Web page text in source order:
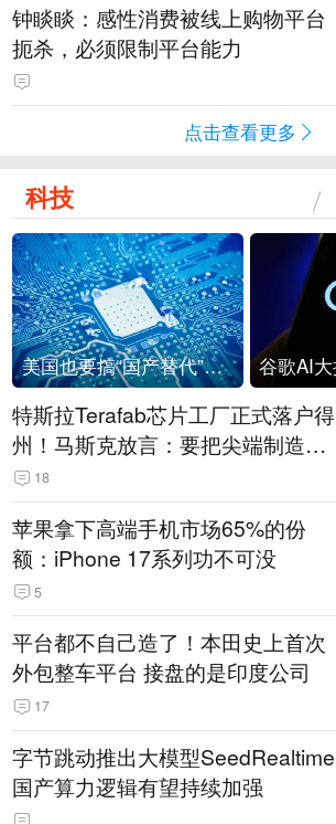
钟睒睒：感性消费被线上购物平台
扼杀，必须限制平台能力
点击查看更多
科技
美国也要搞“国产替代”？先算清三笔账
特斯拉Terafab芯片工厂正式落户得
州！马斯克放言：要把尖端制造带
回美国
18
苹果拿下高端手机市场65%的份
额：iPhone 17系列功不可没
5
平台都不自己造了！本田史上首次
外包整车平台 接盘的是印度公司
17
字节跳动推出大模型SeedRealtime
国产算力逻辑有望持续加强